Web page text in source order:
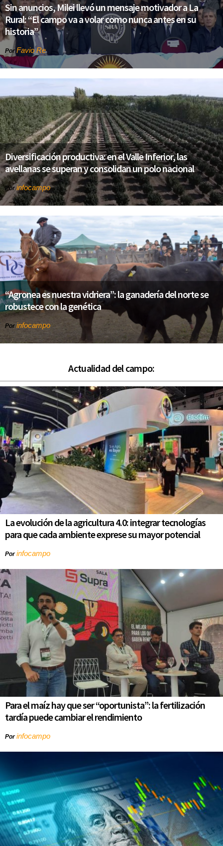
Sin anuncios, Milei llevó un mensaje motivador a La
Rural: “El campo va a volar como nunca antes en su
historia”
Por Favio Re
Diversificación productiva: en el Valle Inferior, las
avellanas se superan y consolidan un polo nacional
Porinfocampo
“Agronea es nuestra vidriera”: la ganadería del norte se
robustece con la genética
Por infocampo
Actualidad del campo:
La evolución de la agricultura 4.0: integrar tecnologías
para que cada ambiente exprese su mayor potencial
Porinfocampo
Para el maíz hay que ser “oportunista”: la fertilización
tardía puede cambiar el rendimiento
Porinfocampo